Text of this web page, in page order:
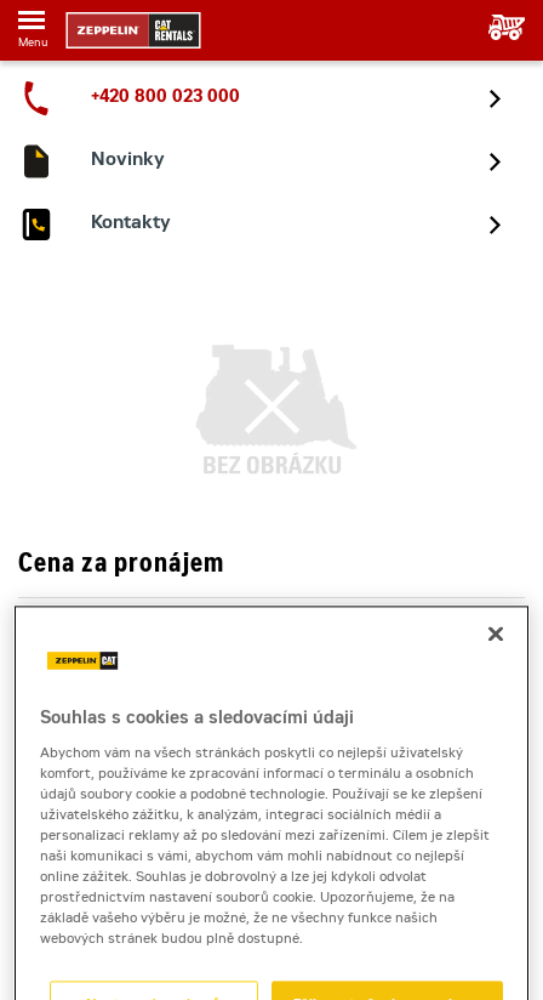
Menu
+420 800 023 000
Novinky
Kontakty
Cena za pronájem
10 590 Kč bez DPH
23 a více dnů
10 270 Kč bez DPH
12 426 Kč s DPH
Kauce
50 000 Kč
pásový dempr
Souhlas s cookies a sledovacími údaji
Abychom vám na všech stránkách poskytli co nejlepší uživatelský
komfort, používáme ke zpracování informací o terminálu a osobních
údajů soubory cookie a podobné technologie. Používají se ke zlepšení
uživatelského zážitku, k analýzám, integraci sociálních médií a
personalizaci reklamy až po sledování mezi zařízeními. Cílem je zlepšit
naši komunikaci s vámi, abychom vám mohli nabídnout co nejlepší
online zážitek. Souhlas je dobrovolný a lze jej kdykoli odvolat
prostřednictvím nastavení souborů cookie. Upozorňujeme, že na
základě vašeho výběru je možné, že ne všechny funkce našich
webových stránek budou plně dostupné.